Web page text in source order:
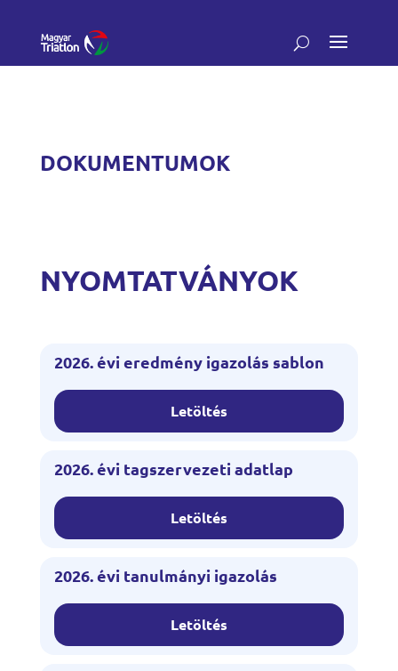
DOKUMENTUMOK
NYOMTATVÁNYOK
2026. évi eredmény igazolás sablon
Letöltés
2026. évi tagszervezeti adatlap
Letöltés
2026. évi tanulmányi igazolás
Letöltés